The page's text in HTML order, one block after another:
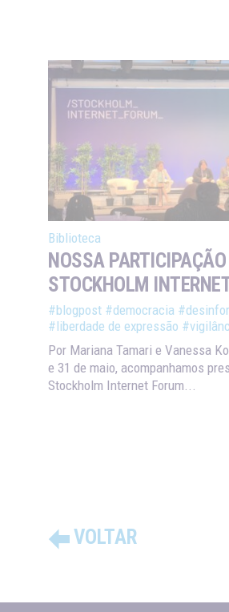
Biblioteca
NOSSA
STOCKHOLM
#blogpost #democracia
#liberdade de expressão
Por Mariana Tamari e Vanessa
e 31 de maio, acompanhamos
Stockholm Internet Forum...
VOLTAR